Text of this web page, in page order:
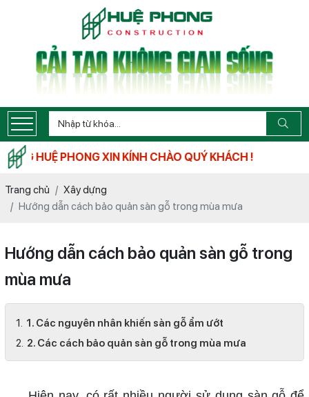
PHONG XIN KÍNH CHÀO QUÝ KHÁCH !
Trang chủ
Xây dựng
Hướng dẫn cách bảo quản sàn gỗ trong mùa mưa
Hướng dẫn cách bảo quản sàn gỗ trong
mùa mưa
1. Các nguyên nhân khiến sàn gỗ ẩm ướt
2. Các cách bảo quản sàn gỗ trong mùa mưa